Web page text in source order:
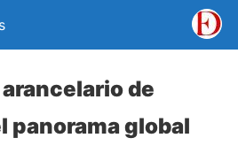
de
panorama global